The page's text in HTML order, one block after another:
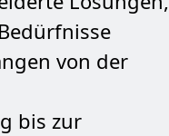
von der
bis zur